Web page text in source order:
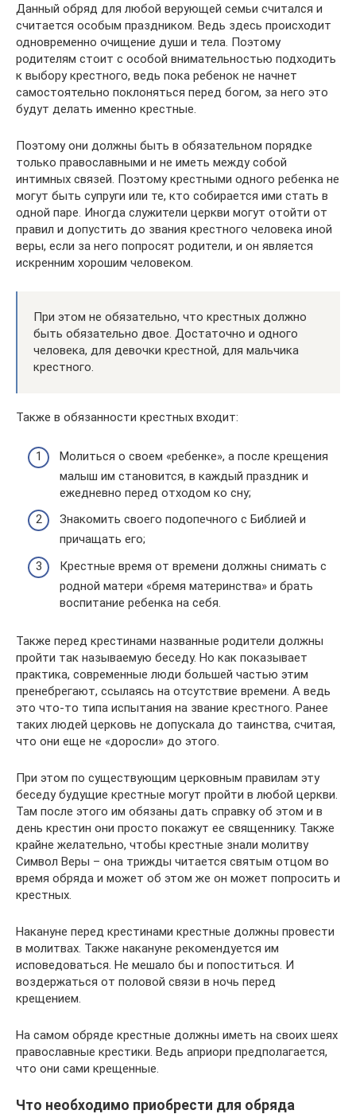
Данный обряд для любой верующей семьи считался и
считается особым праздником. Ведь здесь происходит
одновременно очищение души и тела. Поэтому
родителям стоит с особой внимательностью подходить
к выбору крестного, ведь пока ребенок не начнет
самостоятельно поклоняться перед богом, за него это
будут делать именно крестные.
Поэтому они должны быть в обязательном порядке
только православными и не иметь между собой
интимных связей. Поэтому крестными одного ребенка не
могут быть супруги или те, кто собирается ими стать в
одной паре. Иногда служители церкви могут отойти от
правил и допустить до звания крестного человека иной
веры, если за него попросят родители, и он является
искренним хорошим человеком.
При этом не обязательно, что крестных должно
быть обязательно двое. Достаточно и одного
человека, для девочки крестной, для мальчика
крестного.
Также в обязанности крестных входит:
Молиться о своем «ребенке», а после крещения
малыш им становится, в каждый праздник и
ежедневно перед отходом ко сну;
Знакомить своего подопечного с Библией и
причащать его;
Крестные время от времени должны снимать с
родной матери «бремя материнства» и брать
воспитание ребенка на себя.
Также перед крестинами названные родители должны
пройти так называемую беседу. Но как показывает
практика, современные люди большей частью этим
пренебрегают, ссылаясь на отсутствие времени. А ведь
это что-то типа испытания на звание крестного. Ранее
таких людей церковь не допускала до таинства, считая,
что они еще не «доросли» до этого.
При этом по существующим церковным правилам эту
беседу будущие крестные могут пройти в любой церкви.
Там после этого им обязаны дать справку об этом и в
день крестин они просто покажут ее священнику. Также
крайне желательно, чтобы крестные знали молитву
Символ Веры – она трижды читается святым отцом во
время обряда и может об этом же он может попросить и
крестных.
Накануне перед крестинами крестные должны провести
в молитвах. Также накануне рекомендуется им
исповедоваться. Не мешало бы и попоститься. И
воздержаться от половой связи в ночь перед
крещением.
На самом обряде крестные должны иметь на своих шеях
православные крестики. Ведь априори предполагается,
что они сами крещенные.
Что необходимо приобрести для обряда